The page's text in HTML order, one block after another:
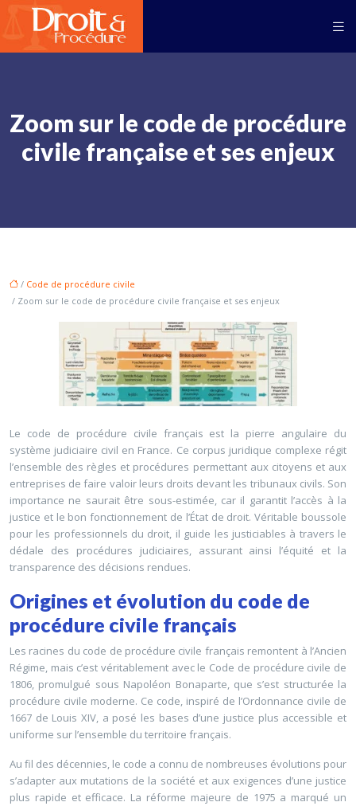
Zoom sur le code de procédure
civile française et ses enjeux
/ Code de procédure civile
/ Zoom sur le code de procédure civile française et ses enjeux
Le code de procédure civile français est la pierre angulaire du
système judiciaire civil en France. Ce corpus juridique complexe régit
l’ensemble des règles et procédures permettant aux citoyens et aux
entreprises de faire valoir leurs droits devant les tribunaux civils. Son
importance ne saurait être sous-estimée, car il garantit l’accès à la
justice et le bon fonctionnement de l’État de droit. Véritable boussole
pour les professionnels du droit, il guide les justiciables à travers le
dédale des procédures judiciaires, assurant ainsi l’équité et la
transparence des décisions rendues.
Origines et évolution du code de
procédure civile français
Les racines du code de procédure civile français remontent à l’Ancien
Régime, mais c’est véritablement avec le Code de procédure civile de
1806, promulgué sous Napoléon Bonaparte, que s’est structurée la
procédure civile moderne. Ce code, inspiré de l’Ordonnance civile de
1667 de Louis XIV, a posé les bases d’une justice plus accessible et
uniforme sur l’ensemble du territoire français.
Au fil des décennies, le code a connu de nombreuses évolutions pour
s’adapter aux mutations de la société et aux exigences d’une justice
plus rapide et efficace. La réforme majeure de 1975 a marqué un